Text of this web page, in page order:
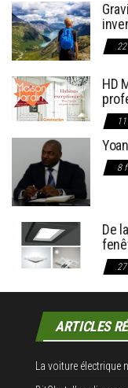
HD
8
De
ARTICLES
La voiture électrique